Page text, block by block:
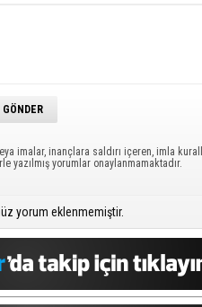
imalar, inançlara saldırı içeren, imla
yazılmış yorumlar onaylanmamaktadır.
yorum eklenmemiştir.